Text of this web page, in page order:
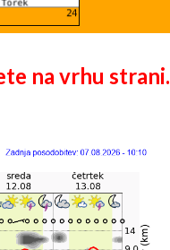
na vrhu strani.